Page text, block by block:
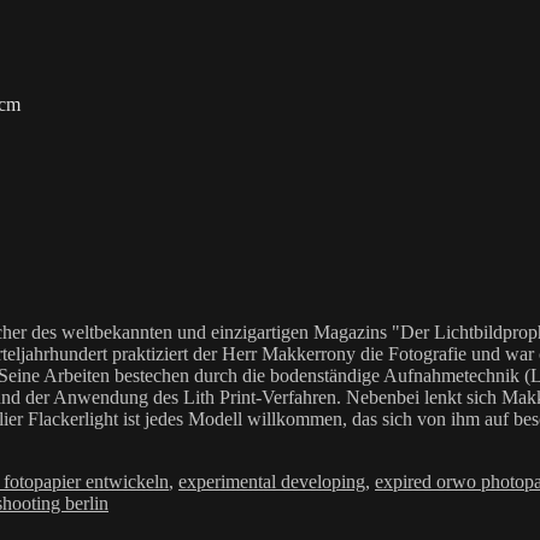
des weltbekannten und einzigartigen Magazins "Der
praktiziert der Herr Makkerrony die Fotografie und
Arbeiten bestechen durch die bodenständige Aufnahmetechnik
der Anwendung des Lith Print-Verfahren. Nebenbei lenkt sich
Flackerlight ist jedes Modell willkommen, das sich von ihm auf
fotopapier entwickeln, experimental developing, expired orwo
berlin